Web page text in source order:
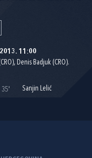
11:00
Denis Badjuk (CRO).
35' Sanjin Lelić